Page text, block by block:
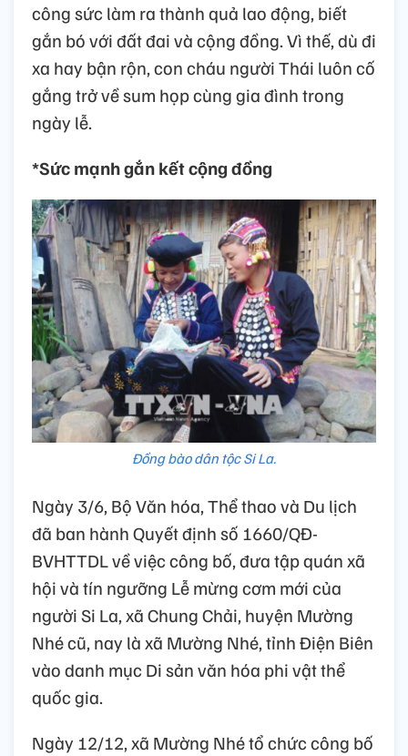
công sức làm ra thành quả lao động, biết
gắn bó với đất đai và cộng đồng. Vì thế, dù đi
xa hay bận rộn, con cháu người Thái luôn cố
gắng trở về sum họp cùng gia đình trong
ngày lễ.
*Sức mạnh gắn kết cộng đồng
Đồng bào dân tộc Si La.
Ngày 3/6, Bộ Văn hóa, Thể thao và Du lịch
đã ban hành Quyết định số 1660/QĐ-
BVHTTDL về việc công bố, đưa tập quán xã
hội và tín ngưỡng Lễ mừng cơm mới của
người Si La, xã Chung Chải, huyện Mường
Nhé cũ, nay là xã Mường Nhé, tỉnh Điện Biên
vào danh mục Di sản văn hóa phi vật thể
quốc gia.
Ngày 12/12, xã Mường Nhé tổ chức công bố